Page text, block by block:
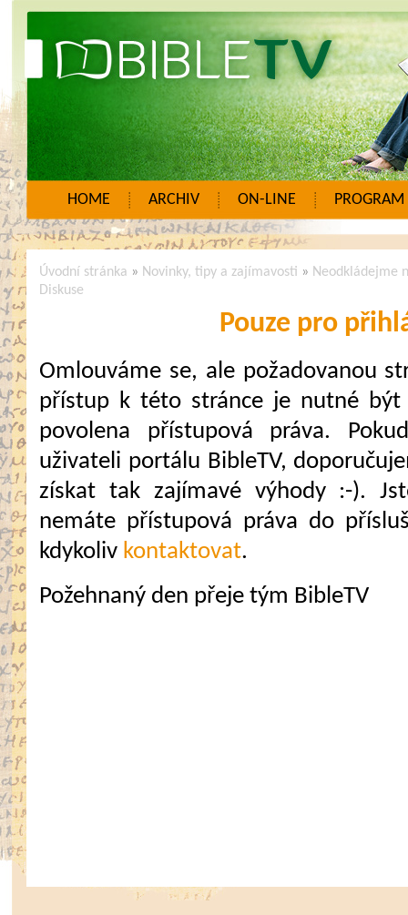
HOME ARCHIV ON-LINE PROGRAM
Úvodní stránka » Novinky, tipy a zajímavosti » Neodkládejme
Diskuse
Pouze pro
Omlouváme se, ale požadovanou
přístup k této stránce je nutné
povolena přístupová práva.
uživateli portálu BibleTV,
získat tak zajímavé výhody :-).
nemáte přístupová práva do
kdykoliv kontaktovat.
Požehnaný den přeje tým BibleTV